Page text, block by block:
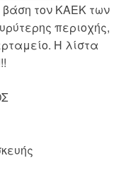
τον ΚΑΕΚ των
περιοχής,
Η λίστα